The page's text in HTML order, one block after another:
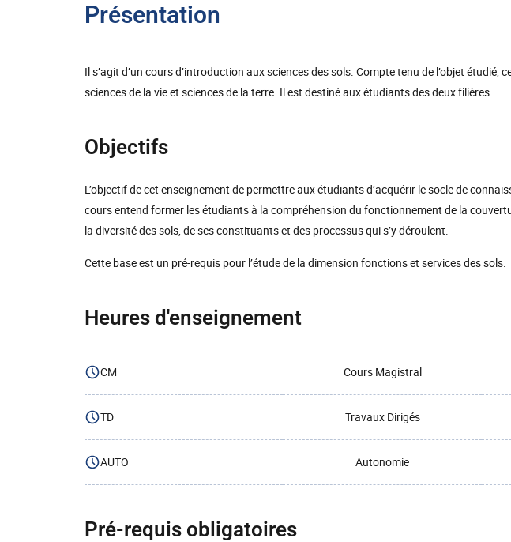
Présentation
Il s’agit d’un cours d’introduction aux sciences des sols. Compte tenu de l’objet étudié,
sciences de la vie et sciences de la terre. Il est destiné aux étudiants des deux filières.
Objectifs
L’objectif de cet enseignement de permettre aux étudiants d’acquérir le socle de
cours entend former les étudiants à la compréhension du fonctionnement de la
la diversité des sols, de ses constituants et des processus qui s’y déroulent.
Cette base est un pré-requis pour l’étude de la dimension fonctions et services des sols.
Heures d'enseignement
CM Cours Magistral
TD Travaux Dirigés
AUTO Autonomie
Pré-requis obligatoires